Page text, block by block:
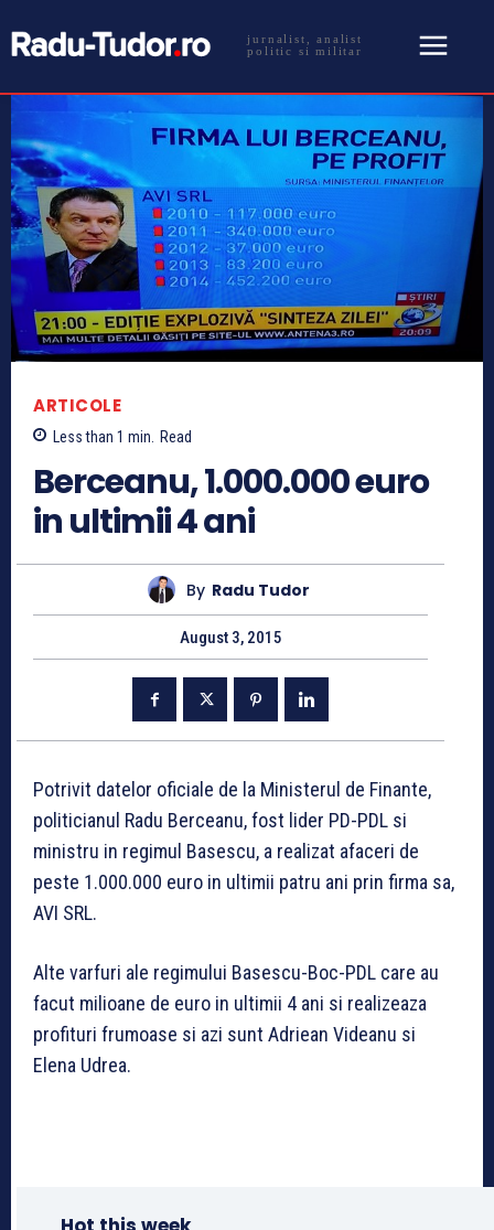
jurnalist, analist
politic si militar
ARTICOLE
Less than 1 min. Read
Berceanu, 1.000.000 euro
in ultimii 4 ani
By Radu Tudor
August 3, 2015
Potrivit datelor oficiale de la Ministerul de Finante,
politicianul Radu Berceanu, fost lider PD-PDL si
ministru in regimul Basescu, a realizat afaceri de
peste 1.000.000 euro in ultimii patru ani prin firma sa,
AVI SRL.
Alte varfuri ale regimului Basescu-Boc-PDL care au
facut milioane de euro in ultimii 4 ani si realizeaza
profituri frumoase si azi sunt Adriean Videanu si
Elena Udrea.